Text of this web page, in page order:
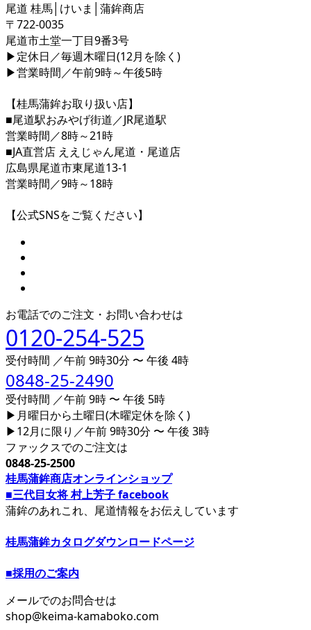
尾道 桂馬│けいま│蒲鉾商店
〒722-0035
尾道市土堂一丁目9番3号
▶定休日／毎週木曜日(12月を除く)
▶営業時間／午前9時～午後5時
【桂馬蒲鉾お取り扱い店】
■尾道駅おみやげ街道／JR尾道駅
営業時間／8時～21時
■JA直営店 ええじゃん尾道・尾道店
広島県尾道市東尾道13-1
営業時間／9時～18時
【公式SNSをご覧ください】
お電話でのご注文・お問い合わせは
0120-254-525
受付時間 ／午前 9時30分 〜 午後 4時
0848-25-2490
受付時間 ／午前 9時 〜 午後 5時
▶月曜日から土曜日(木曜定休を除く)
▶12月に限り／午前 9時30分 〜 午後 3時
ファックスでのご注文は
0848-25-2500
桂馬蒲鉾商店オンラインショップ
■三代目女将 村上芳子 facebook
蒲鉾のあれこれ、尾道情報をお伝えしています
桂馬蒲鉾カタログダウンロードページ
■採用のご案内
メールでのお問合せは
shop@keima-kamaboko.com